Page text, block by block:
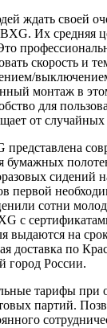
ждать своей
Их средняя
скорость и
монтаж в
для
от
бумажных
сидений
первой
сотни
с
выдаются на
доставка по
город России.
тарифы при
партий.